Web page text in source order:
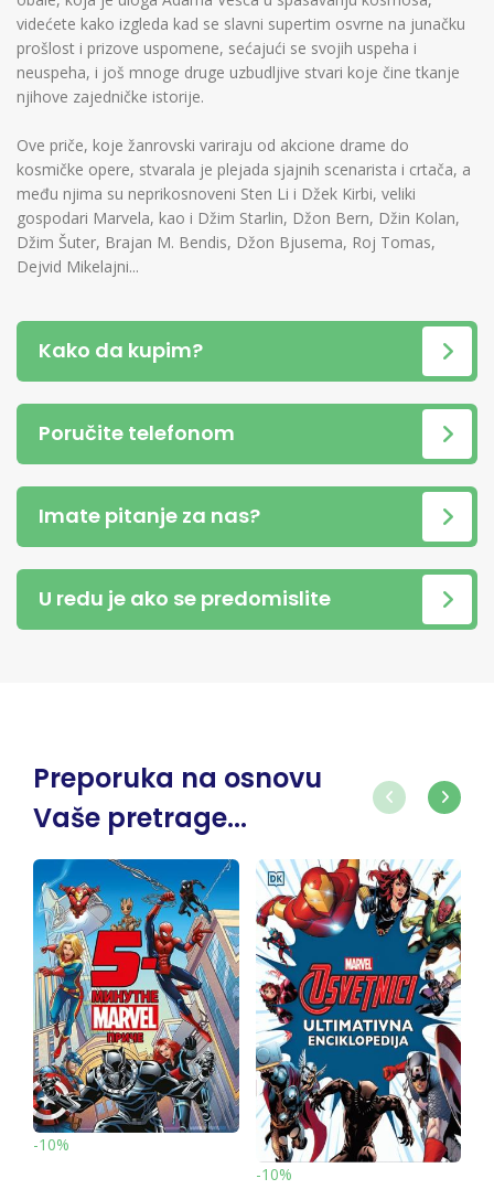
videćete kako izgleda kad se slavni supertim osvrne na junačku
prošlost i prizove uspomene, sećajući se svojih uspeha i
neuspeha, i još mnoge druge uzbudljive stvari koje čine tkanje
njihove zajedničke istorije.
Ove priče, koje žanrovski variraju od akcione drame do
kosmičke opere, stvarala je plejada sjajnih scenarista i crtača, a
među njima su neprikosnoveni Sten Li i Džek Kirbi, veliki
gospodari Marvela, kao i Džim Starlin, Džon Bern, Džin Kolan,
Džim Šuter, Brajan M. Bendis, Džon Bjusema, Roj Tomas,
Dejvid Mikelajni...
Kako da kupim?
Poručite telefonom
Imate pitanje za nas?
U redu je ako se predomislite
Preporuka na osnovu
Vaše pretrage...
-10%
-10%